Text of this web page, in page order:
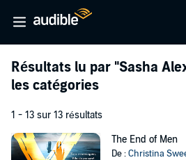
Résultats lu par "Sasha
les catégories
1 - 13 sur 13 résultats
The End of Men
De :Christina